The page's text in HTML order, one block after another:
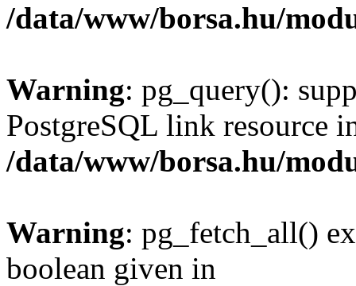
/data/www/borsa.hu/
Warning: pg_query():
PostgreSQL link resource
/data/www/borsa.hu/
Warning: pg_fetch_all()
boolean given in